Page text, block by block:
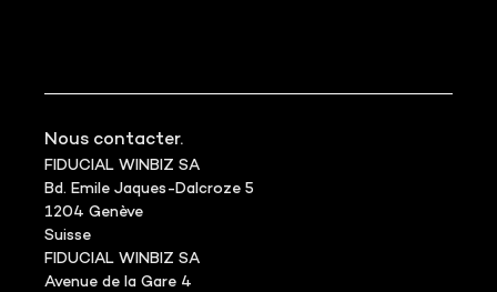
Nous contacter.
FIDUCIAL WINBIZ SA
Bd. Emile Jaques-Dalcroze 5
1204 Genève
Suisse
FIDUCIAL WINBIZ SA
Avenue de la Gare 4